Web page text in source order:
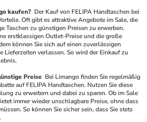
kaufen? Der Kauf von FELIPA Handtaschen bei
Oft gibt es attraktive Angebote im Sale, die
Taschen zu günstigen Preisen zu erwerben.
erstklassigen Outlet-Preise und die große
können Sie sich auf einen zuverlässigen
Lieferzeiten verlassen. So wird der Einkauf zu
Preise Bei Limango finden Sie regelmäßig
auf FELIPA Handtaschen. Nutzen Sie diese
zu erweitern und dabei zu sparen. Ob im Sale
immer wieder unschlagbare Preise, ohne dass
So können Sie sicher sein, dass Sie stets